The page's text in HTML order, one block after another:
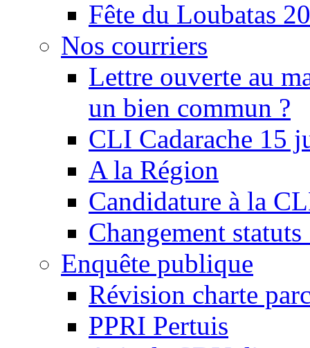
Fête du Loubatas
Nos courriers
Lettre ouverte au
un bien commun ?
CLI Cadarache 15
A la Région
Candidature à la
Changement
Enquête publique
Révision charte
PPRI Pertuis